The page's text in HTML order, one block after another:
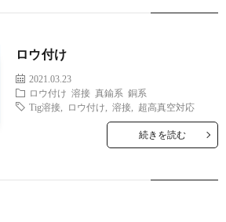
ダ
に
ロウ付け
2021.03.23
ロウ付け 溶接 真鍮系 銅系
Tig溶接, ロウ付け 溶接, 超高真空対応
続きを読む